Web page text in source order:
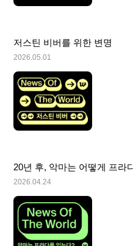
저스틴 비버를 위한 변명
2026.05.01
20년 후, 악마는 어떻게 프라
2026.04.24